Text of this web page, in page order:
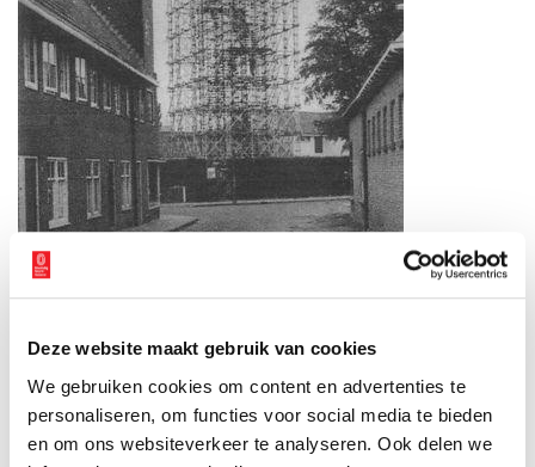
Deze website maakt gebruik van cookies
We gebruiken cookies om content en advertenties te
personaliseren, om functies voor social media te bieden
en om ons websiteverkeer te analyseren. Ook delen we
De nood-tv-toren Bussum.
verbindingen en alles daaromheen. De twee PTT-beambten
bereiken. In de cabine bevonden zich de nieuwe straalzenders en
-ontvangers die rechtstreeks met Lopik in verbinding stonden.
Slechts vijf jaar heeft de toren dienst gedaan. In 1960 was de